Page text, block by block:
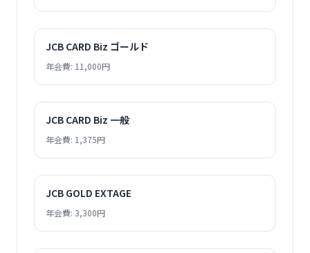
JCB CARD Biz ゴールド
年会費: 11,000円
JCB CARD Biz 一般
年会費: 1,375円
JCB GOLD EXTAGE
年会費: 3,300円